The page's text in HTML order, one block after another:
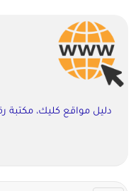
دليل مواقع كليك، مكتبة